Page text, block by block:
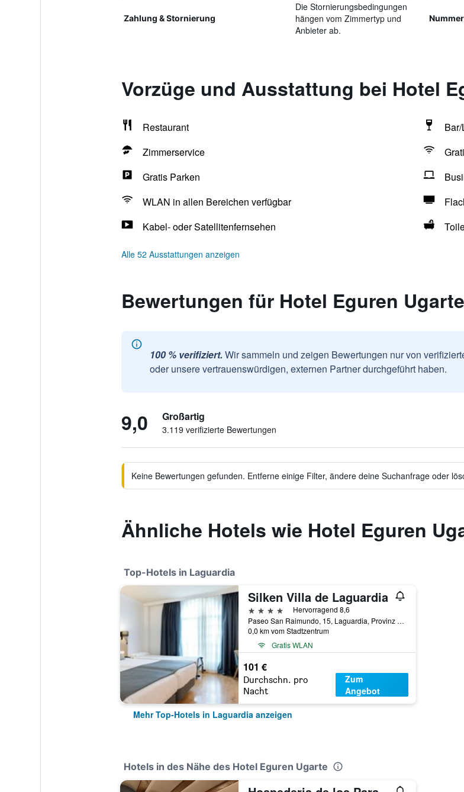
Zahlung & Stornierung
Die Stornierungsbedingungen
hängen vom Zimmertyp und
Anbieter ab.
Vorzüge und Ausstattung bei Hotel
Restaurant
Zimmerservice
Gratis Parken
WLAN in allen Bereichen verfügbar
Kabel- oder Satellitenfernsehen
Alle 52 Ausstattungen anzeigen
Bewertungen für Hotel Eguren Ugarte
100 % verifiziert. Wir sammeln und zeigen Bewertungen nur von
oder unsere vertrauenswürdigen, externen Partner durchgeführt haben.
9,0 Großartig
3.119 verifizierte Bewertungen
Keine Bewertungen gefunden. Entferne einige Filter, ändere deine Suchanfrage oder
Ähnliche Hotels wie Hotel Eguren
Top-Hotels in Laguardia
Silken Villa de Laguardia
4 Sterne
Hervorragend 8,6
Paseo San Raimundo, 15, Laguardia, Provinz Álava, Spanien
0,0 km vom Stadtzentrum
Gratis WLAN
101 €
Durchschn. pro
Nacht
Zum
Angebot
Mehr Top-Hotels in Laguardia anzeigen
Hotels in des Nähe des Hotel Eguren Ugarte